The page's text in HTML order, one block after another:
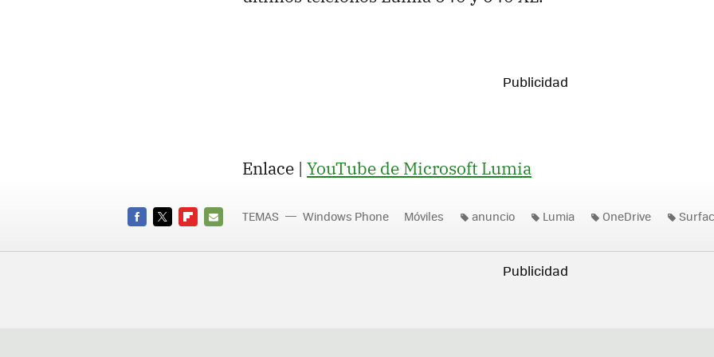
Enlace | YouTube de Microsoft Lumia
MAIL
TEMAS Windows Phone Móviles anuncio Lumia OneDrive